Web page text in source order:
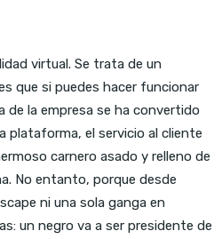
virtual. Se trata de un
que si puedes hacer funcionar
de la empresa se ha convertido
plataforma, el servicio al cliente
carnero asado y relleno de
No entanto, porque desde
ni una sola ganga en
un negro va a ser presidente de